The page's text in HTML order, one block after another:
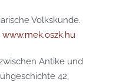
Volkskunde.
www.mek.oszk.hu
Antike und
42,